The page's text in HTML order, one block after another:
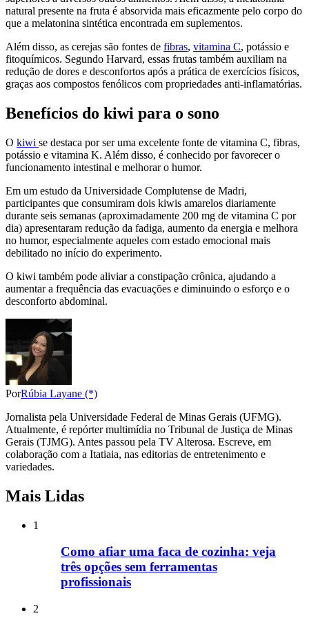
natural presente na fruta é absorvida mais eficazmente pelo corpo do
que a melatonina sintética encontrada em suplementos.
Além disso, as cerejas são fontes de fibras, vitamina C, potássio e
fitoquímicos. Segundo Harvard, essas frutas também auxiliam na
redução de dores e desconfortos após a prática de exercícios físicos,
graças aos compostos fenólicos com propriedades anti-inflamatórias.
Benefícios do kiwi para o sono
O kiwi se destaca por ser uma excelente fonte de vitamina C, fibras,
potássio e vitamina K. Além disso, é conhecido por favorecer o
funcionamento intestinal e melhorar o humor.
Em um estudo da Universidade Complutense de Madri,
participantes que consumiram dois kiwis amarelos diariamente
durante seis semanas (aproximadamente 200 mg de vitamina C por
dia) apresentaram redução da fadiga, aumento da energia e melhora
no humor, especialmente aqueles com estado emocional mais
debilitado no início do experimento.
O kiwi também pode aliviar a constipação crônica, ajudando a
aumentar a frequência das evacuações e diminuindo o esforço e o
desconforto abdominal.
PorRúbia Layane (*)
Jornalista pela Universidade Federal de Minas Gerais (UFMG).
Atualmente, é repórter multimídia no Tribunal de Justiça de Minas
Gerais (TJMG). Antes passou pela TV Alterosa. Escreve, em
colaboração com a Itatiaia, nas editorias de entretenimento e
variedades.
Mais Lidas
1
Como afiar uma faca de cozinha: veja
três opções sem ferramentas
profissionais
2